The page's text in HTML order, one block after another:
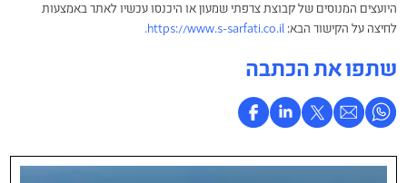
היועצים המנוסים של קבוצת צרפתי שמעון או היכנסו עכשיו לאתר באמצעות
לחיצה על הקישור הבא: https://www.s-sarfati.co.il.
שתפו את הכתבה